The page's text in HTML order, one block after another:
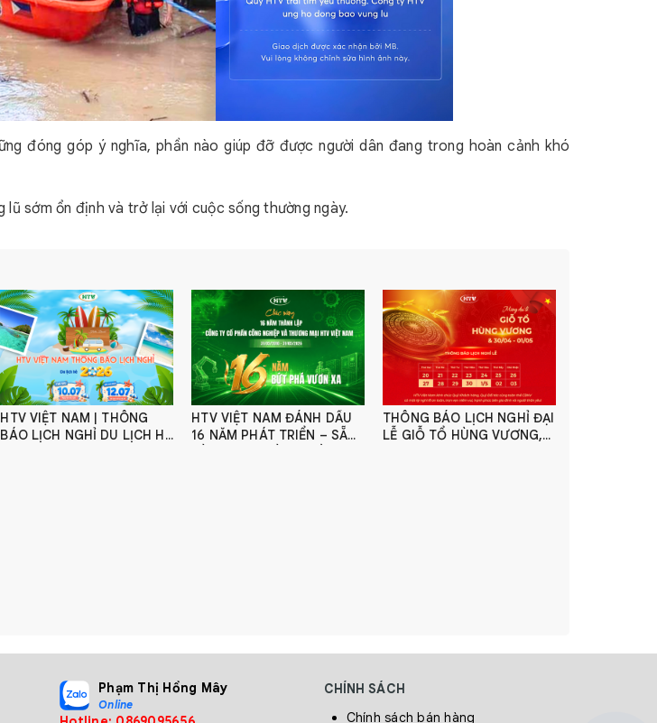
đóng góp ý nghĩa, phần nào giúp đỡ được người dân đang trong hoàn cảnh khó
sớm ổn định và trở lại với cuộc sống thường ngày.
HTV VIỆT NAM | THÔNG
BÁO LỊCH NGHỈ DU LỊCH HÈ
HTV VIỆT NAM ĐÁNH DẤU
16 NĂM PHÁT TRIỂN – SẴN
THÔNG BÁO LỊCH NGHỈ ĐẠI
LỄ GIỖ TỔ HÙNG VƯƠNG,
Phạm Thị Hồng Mây
Online
CHÍNH SÁCH
Chính sách bán hàng